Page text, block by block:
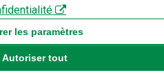
les paramètres
Autoriser tout